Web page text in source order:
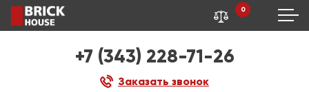
+7 (343) 228-71-26
Заказать звонок
0